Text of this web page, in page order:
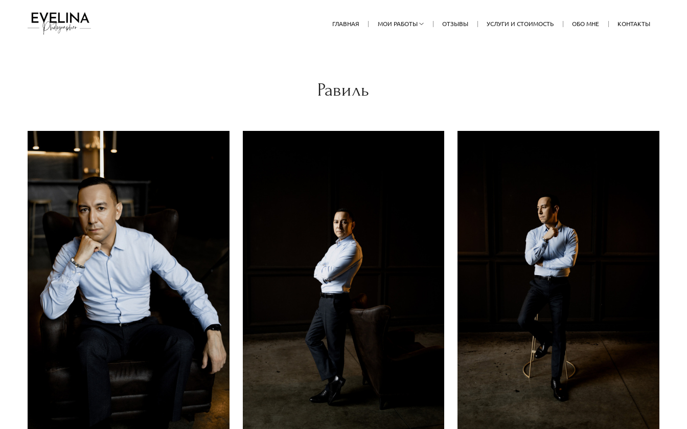
ГЛАВНАЯ МОИ РАБОТЫ ОТЗЫВЫ УСЛУГИ И СТОИМОСТЬ ОБО МНЕ КОНТАКТЫ
Равиль